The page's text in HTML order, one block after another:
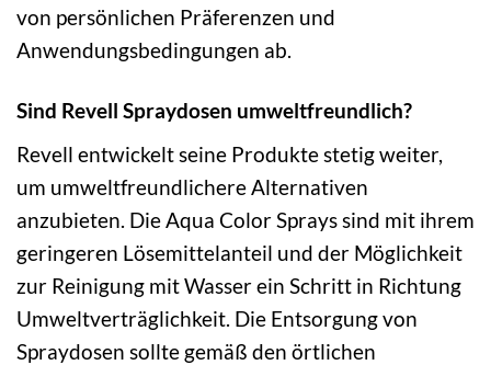
von persönlichen Präferenzen und
Anwendungsbedingungen ab.
Sind Revell Spraydosen umweltfreundlich?
Revell entwickelt seine Produkte stetig weiter,
um umweltfreundlichere Alternativen
anzubieten. Die Aqua Color Sprays sind mit ihrem
geringeren Lösemittelanteil und der Möglichkeit
zur Reinigung mit Wasser ein Schritt in Richtung
Umweltverträglichkeit. Die Entsorgung von
Spraydosen sollte gemäß den örtlichen